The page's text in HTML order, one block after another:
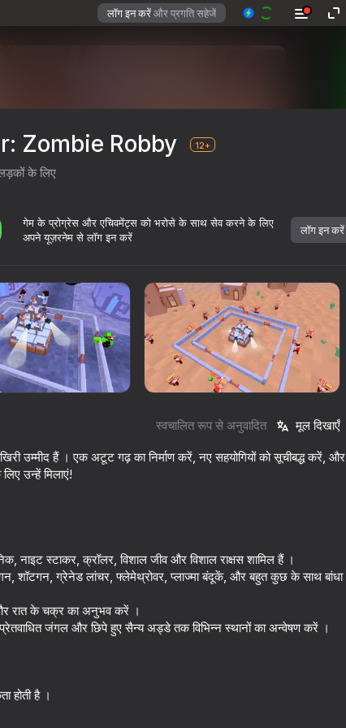
लॉग इन करेंऔर प्रगति सहेजें
Playground!
50
Noob snake 2048
Zombie Robby 12+
के लिए
गेम के प्रोग्रेस और एचिवमेंट्स को भरोसे के साथ सेव करने के लिए
अपने यूज़रनेम से लॉग इन करें
लॉग इन करें
स्वचालित रूप से अनुवादित मूल दिखाएँ
उम्मीद हैं । एक अटूट गढ़ का निर्माण करें, नए सहयोगियों को सूचीबद्ध करें, और
उन्हें मिलाएं!
स्टाकर, क्रॉलर, विशाल जीव और विशाल राक्षस शामिल हैं ।
शॉटगन, ग्रेनेड लांचर, फ्लेमेथ्रोवर, प्लाज्मा बंदूकें, और बहुत कुछ के साथ बांधा
और रात के चक्र का अनुभव करें ।
जंगल और छिपे हुए सैन्य अड्डे तक विभिन्न स्थानों का अन्वेषण करें ।
होती है ।